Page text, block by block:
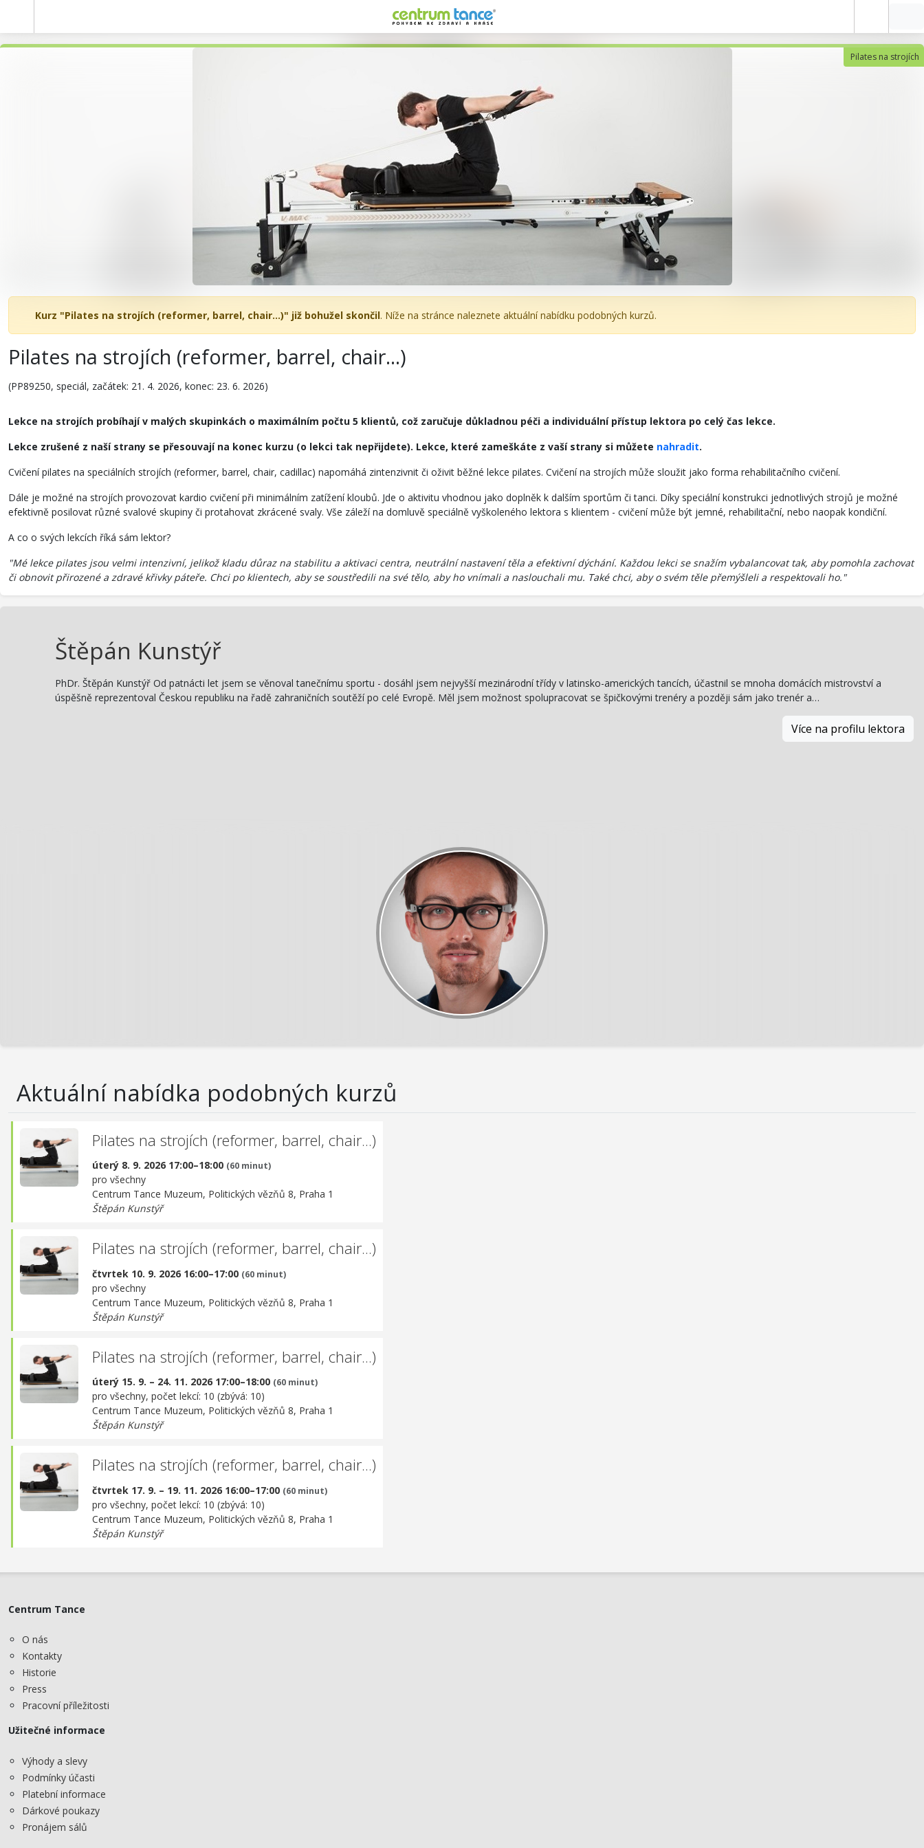
Pilates na strojích
Kurz "Pilates na strojích (reformer, barrel, chair...)" již bohužel skončil. Níže na stránce naleznete aktuální nabídku podobných kurzů.
Pilates na strojích (reformer, barrel, chair...)
(PP89250, speciál, začátek: 21. 4. 2026, konec: 23. 6. 2026)
Lekce na strojích probíhají v malých skupinkách o maximálním počtu 5 klientů, což zaručuje důkladnou péči a individuální přístup lektora po celý čas lekce.
Lekce zrušené z naší strany se přesouvají na konec kurzu (o lekci tak nepřijdete). Lekce, které zameškáte z vaší strany si můžete nahradit.
Cvičení pilates na speciálních strojích (reformer, barrel, chair, cadillac) napomáhá zintenzivnit či oživit běžné lekce pilates. Cvičení na strojích může sloužit jako forma rehabilitačního cvičení.
Dále je možné na strojích provozovat kardio cvičení při minimálním zatížení kloubů. Jde o aktivitu vhodnou jako doplněk k dalším sportům či tanci. Díky speciální konstrukci jednotlivých strojů je možné
efektivně posilovat různé svalové skupiny či protahovat zkrácené svaly. Vše záleží na domluvě speciálně vyškoleného lektora s klientem - cvičení může být jemné, rehabilitační, nebo naopak kondiční.
A co o svých lekcích říká sám lektor?
"Mé lekce pilates jsou velmi intenzivní, jelikož kladu důraz na stabilitu a aktivaci centra, neutrální nastavení těla a efektivní dýchání. Každou lekci se snažím vybalancovat tak, aby pomohla zachovat
či obnovit přirozené a zdravé křivky páteře. Chci po klientech, aby se soustředili na své tělo, aby ho vnímali a naslouchali mu. Také chci, aby o svém těle přemýšleli a respektovali ho."
Štěpán Kunstýř
PhDr. Štěpán Kunstýř Od patnácti let jsem se věnoval tanečnímu sportu - dosáhl jsem nejvyšší mezinárodní třídy v latinsko-amerických tancích, účastnil se mnoha domácích mistrovství a
úspěšně reprezentoval Českou republiku na řadě zahraničních soutěží po celé Evropě. Měl jsem možnost spolupracovat se špičkovými trenéry a později sám jako trenér a…
Více na profilu lektora
Aktuální nabídka podobných kurzů
Pilates na strojích (reformer, barrel, chair...)
úterý 8. 9. 2026 17:00–18:00 (60 minut)
pro všechny
Centrum Tance Muzeum, Politických vězňů 8, Praha 1
Štěpán Kunstýř
Pilates na strojích (reformer, barrel, chair...)
čtvrtek 10. 9. 2026 16:00–17:00 (60 minut)
pro všechny
Centrum Tance Muzeum, Politických vězňů 8, Praha 1
Štěpán Kunstýř
Pilates na strojích (reformer, barrel, chair...)
úterý 15. 9. – 24. 11. 2026 17:00–18:00 (60 minut)
pro všechny, počet lekcí: 10 (zbývá: 10)
Centrum Tance Muzeum, Politických vězňů 8, Praha 1
Štěpán Kunstýř
Pilates na strojích (reformer, barrel, chair...)
čtvrtek 17. 9. – 19. 11. 2026 16:00–17:00 (60 minut)
pro všechny, počet lekcí: 10 (zbývá: 10)
Centrum Tance Muzeum, Politických vězňů 8, Praha 1
Štěpán Kunstýř
Centrum Tance
O nás
Kontakty
Historie
Press
Pracovní příležitosti
Užitečné informace
Výhody a slevy
Podmínky účasti
Platební informace
Dárkové poukazy
Pronájem sálů